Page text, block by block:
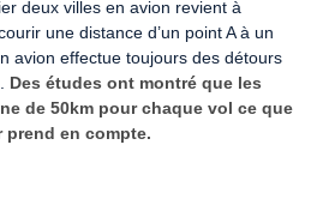
deux villes en avion revient à
une distance d’un point A à un
avion effectue toujours des détours
Des études ont montré que les
de 50km pour chaque vol ce que
prend en compte.